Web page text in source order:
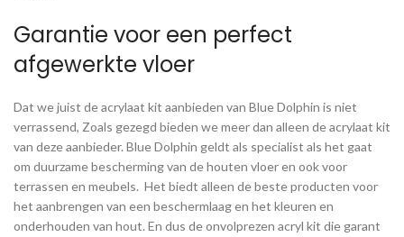
Garantie voor een perfect
afgewerkte vloer
Dat we juist de acrylaat kit aanbieden van Blue Dolphin is niet
verrassend, Zoals gezegd bieden we meer dan alleen de acrylaat kit
van deze aanbieder. Blue Dolphin geldt als specialist als het gaat
om duurzame bescherming van de houten vloer en ook voor
terrassen en meubels. Het biedt alleen de beste producten voor
het aanbrengen van een beschermlaag en het kleuren en
onderhouden van hout. En dus de onvolprezen acryl kit die garant